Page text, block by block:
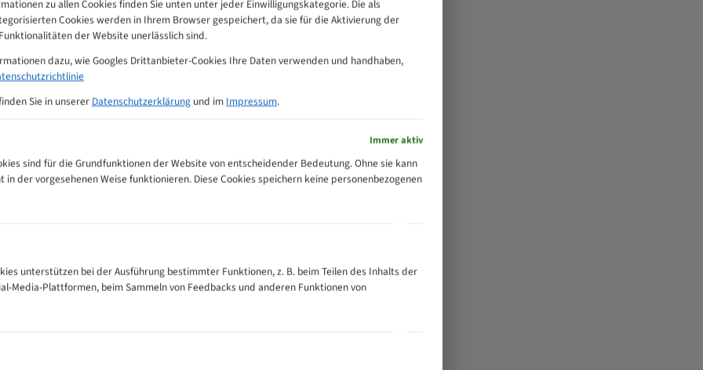
Zahnempfehlungs-Tabelle
zu allen Cookies finden Sie unten unter jeder Einwilligungskategorie. Die als
Cookies werden in Ihrem Browser gespeichert, da sie für die Aktivierung der
der Website unerlässlich sind.
dazu, wie Googles Drittanbieter-Cookies Ihre Daten verwenden und handhaben,
Sie in unserer Datenschutzerklärung und im Impressum.
Immer aktiv
sind für die Grundfunktionen der Website von entscheidender Bedeutung. Ohne sie kann
in der vorgesehenen Weise funktionieren. Diese Cookies speichern keine personenbezogenen
unterstützen bei der Ausführung bestimmter Funktionen, z. B. beim Teilen des Inhalts der
Media-Plattformen, beim Sammeln von Feedbacks und anderen Funktionen von